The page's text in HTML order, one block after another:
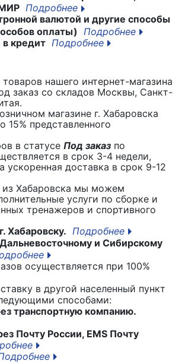
Подробнее
валютой и другие способы
оплаты)
Подробнее
кредит Подробнее
нашего интернет-магазина
заказ со складов Москвы, Санкт-
магазине г. Хабаровска
15% представленного
в статусе Под заказ по
в срок 3-4 недели,
ускоренная доставка в срок 9-12
из Хабаровска мы можем
услуги по сборке и
тренажеров и спортивного
Хабаровску.
Подробнее
и Сибирскому
осуществляется при 100%
в другой населенный пункт
способами:
транспортную компанию.
Почту России, EMS Почту